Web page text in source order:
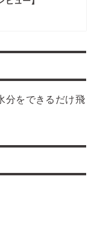
分をできるだけ飛